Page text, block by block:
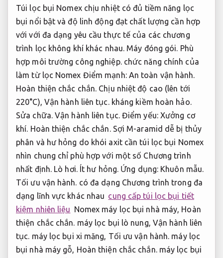
Túi lọc bụi Nomex chịu nhiệt có đủ tiềm năng lọc
bụi nổi bật và độ linh động đạt chất lượng cần hợp
với với đa dạng yêu cầu thực tế của các chương
trình lọc không khí khác nhau. Máy đóng gói. Phù
hợp môi trường công nghiệp.chức năng chính của
làm từ lọc Nomex Điểm mạnh: An toàn vận hành.
Hoàn thiện chắc chắn. Chịu nhiệt độ cao (lên tới
220°C), Vận hành liên tục.kháng kiềm hoàn hảo.
Sửa chữa. Vận hành liên tục.Điểm yếu: Xưởng cơ
khí. Hoàn thiện chắc chắn.Sợi M-aramid dễ bị thủy
phân và hư hỏng do khói axit cần túi lọc bụi Nomex
nhìn chung chỉ phù hợp với một số Chương trình
nhất định. Lò hơi. Ít hư hỏng. Ứng dụng: Khuôn mẫu.
Tối ưu vận hành. có đa dạng Chương trình trong đa
dạng lĩnh vực khác nhau cung cấp túi lọc bụi tiết
kiệm nhiên liệu Nomex máy lọc bụi nhà máy, Hoàn
thiện chắc chắn. máy lọc bụi lò nung, Vận hành liên
tục. máy lọc bụi xi măng, Tối ưu vận hành. máy lọc
bụi nhà máy gỗ, Hoàn thiện chắc chắn.máy lọc bụi